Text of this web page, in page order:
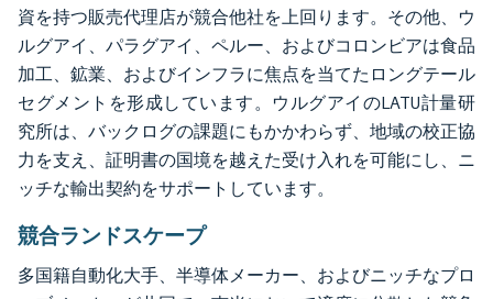
資を持つ販売代理店が競合他社を上回ります。その他、ウ
ルグアイ、パラグアイ、ペルー、およびコロンビアは食品
加工、鉱業、およびインフラに焦点を当てたロングテール
セグメントを形成しています。ウルグアイのLATU計量研
究所は、バックログの課題にもかかわらず、地域の校正協
力を支え、証明書の国境を越えた受け入れを可能にし、ニ
ッチな輸出契約をサポートしています。
競合ランドスケープ
多国籍自動化大手、半導体メーカー、およびニッチなプロ